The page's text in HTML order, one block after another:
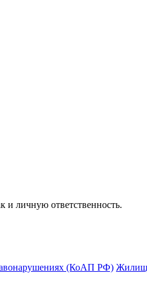
и личную ответственность.
(КоАП РФ)